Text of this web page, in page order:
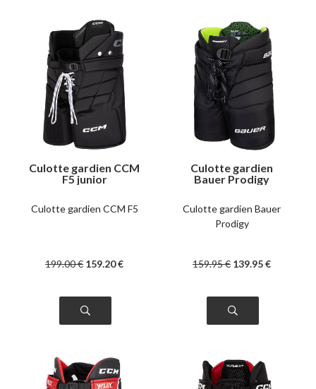
Culotte gardien CCM
F5 junior
Culotte gardien CCM F5
199.00€ 159.20€
Culotte gardien
Bauer Prodigy
Culotte gardien Bauer
Prodigy
159.95€ 139.95€